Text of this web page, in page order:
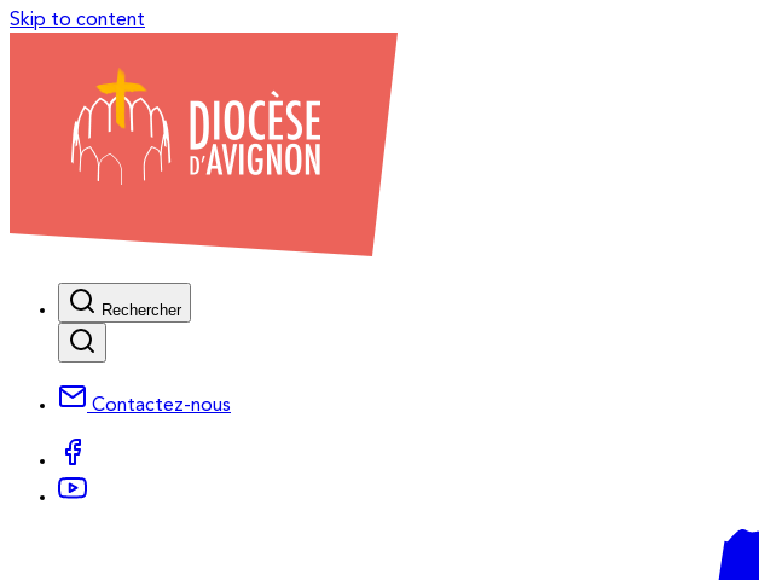
Skip to content
Rechercher
Contactez-nous